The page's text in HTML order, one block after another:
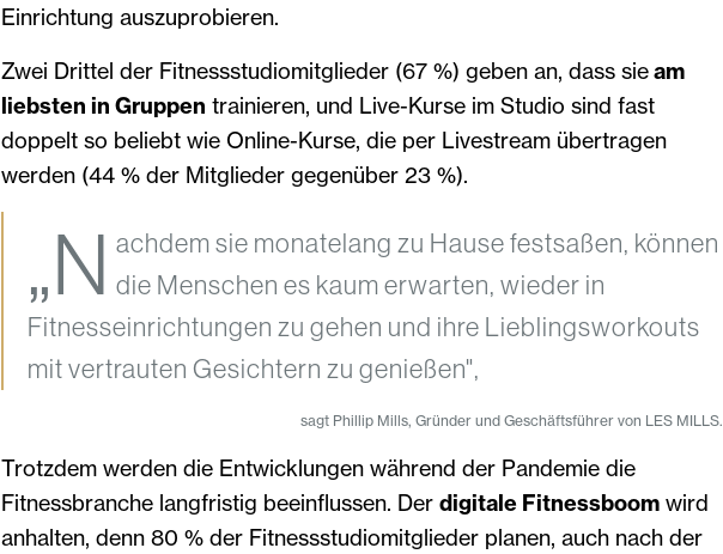
Einrichtung auszuprobieren.
Zwei Drittel der Fitnessstudiomitglieder (67 %) geben an, dass sieam
liebsten in Gruppen trainieren, und Live-Kurse im Studio sind fast
doppelt so beliebt wie Online-Kurse, die per Livestream übertragen
werden (44 % der Mitglieder gegenüber 23 %).
„N achdem sie monatelang zu Hause festsaßen, können
die Menschen es kaum erwarten, wieder in
Fitnesseinrichtungen zu gehen und ihre Lieblingsworkouts
mit vertrauten Gesichtern zu genießen",
sagt Phillip Mills, Gründer und Geschäftsführer von LES MILLS.
Trotzdem werden die Entwicklungen während der Pandemie die
Fitnessbranche langfristig beeinflussen. Der digitale Fitnessboomwird
anhalten, denn 80 % der Fitnessstudiomitglieder planen, auch nach der